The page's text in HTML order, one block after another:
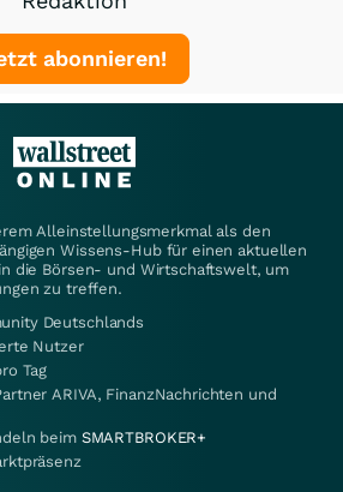
abonnieren!
Alleinstellungsmerkmal als den
Wissens-Hub für einen aktuellen
die Börsen- und Wirtschaftswelt, um
zu treffen.
Deutschlands
Nutzer
Tag
ARIVA, FinanzNachrichten und
beim SMARTBROKER+